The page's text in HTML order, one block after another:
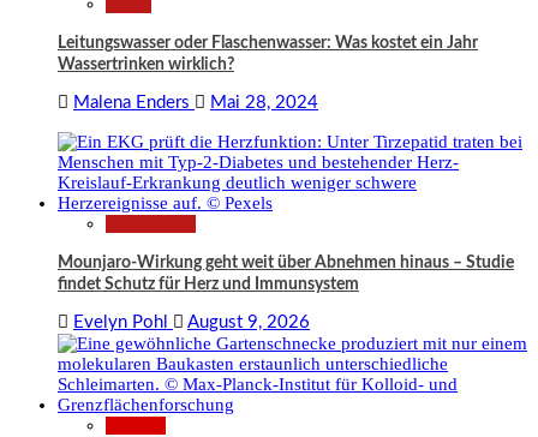
Leitungswasser oder Flaschenwasser: Was kostet ein Jahr
Wassertrinken wirklich?
Malena Enders Mai 28, 2024
Mounjaro-Wirkung geht weit über Abnehmen hinaus – Studie
findet Schutz für Herz und Immunsystem
Evelyn Pohl August 9, 2026